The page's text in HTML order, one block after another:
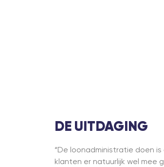
DE UITDAGING
“De loonadministratie doen
klanten er natuurlijk wel mee